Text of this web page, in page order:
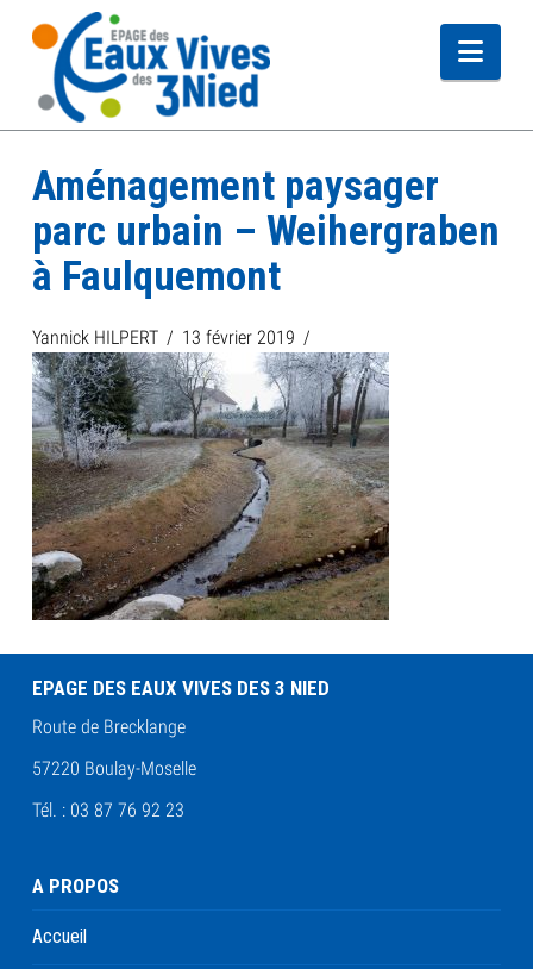
Aménagement paysager
parc urbain – Weihergraben
à Faulquemont
Yannick HILPERT 13 février 2019
EPAGE DES EAUX VIVES DES 3 NIED
Route de Brecklange
57220 Boulay-Moselle
Tél. : 03 87 76 92 23
A PROPOS
Accueil